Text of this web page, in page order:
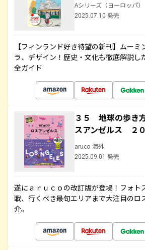
Aシリーズ（ヨーロッパ
2025.07.10 発売
【フィンランド好き待望の新刊】ムーミ
ラ、デザイン！歴史・文化も徹底解説し
全ガイド
３５ 地球の歩
スアンゼルス ２
aruco 海外
2025.09.01 発売
遂にａｒｕｃｏの改訂版が登場！フォト
戦、行くべき最旬エリアまで大注目のロ
介。